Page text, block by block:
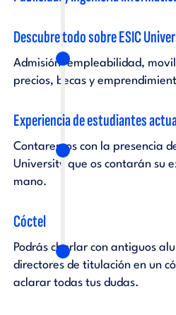
Descubre todo sobre ESIC
Admisión, empleabilidad,
precios, becas y
Experiencia de estudiantes
Contaremos con la presencia
University que os contarán su
mano.
Cóctel
Podrás charlar con antiguos
directores de titulación en un
aclarar todas tus dudas.